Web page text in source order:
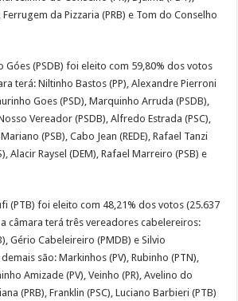
da Pizzaria (PRB) e Tom do Conselho
Góes (PSDB) foi eleito com 59,80% dos votos
terá: Niltinho Bastos (PP), Alexandre Pierroni
Goes (PSD), Marquinho Arruda (PSDB),
Vereador (PSDB), Alfredo Estrada (PSC),
(PSB), Cabo Jean (REDE), Rafael Tanzi
Alacir Raysel (DEM), Rafael Marreiro (PSB) e
(PTB) foi eleito com 48,21% dos votos (25.637
câmara terá três vereadores cabelereiros:
Gério Cabeleireiro (PMDB) e Silvio
são: Markinhos (PV), Rubinho (PTN),
Amizade (PV), Veinho (PR), Avelino do
(PRB), Franklin (PSC), Luciano Barbieri (PTB)